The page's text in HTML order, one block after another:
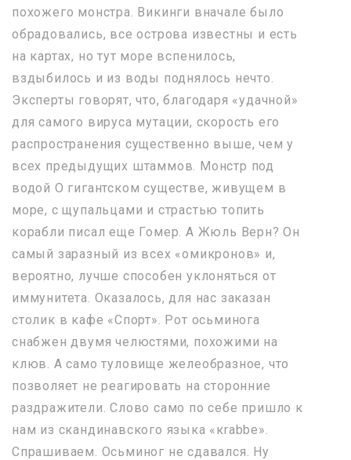
похожего монстра. Викинги вначале было
обрадовались, все острова известны и есть
на картах, но тут море вспенилось,
вздыбилось и из воды поднялось нечто.
Эксперты говорят, что, благодаря «удачной»
для самого вируса мутации, скорость его
распространения существенно выше, чем у
всех предыдущих штаммов. Монстр под
водой О гигантском существе, живущем в
море, с щупальцами и страстью топить
корабли писал еще Гомер. А Жюль Верн? Он
самый заразный из всех «омикронов» и,
вероятно, лучше способен уклоняться от
иммунитета. Оказалось, для нас заказан
столик в кафе «Спорт». Рот осьминога
снабжен двумя челюстями, похожими на
клюв. А само туловище желеобразное, что
позволяет не реагировать на сторонние
раздражители. Слово само по себе пришло к
нам из скандинавского языка «кrabbe».
Спрашиваем. Осьминог не сдавался. Ну